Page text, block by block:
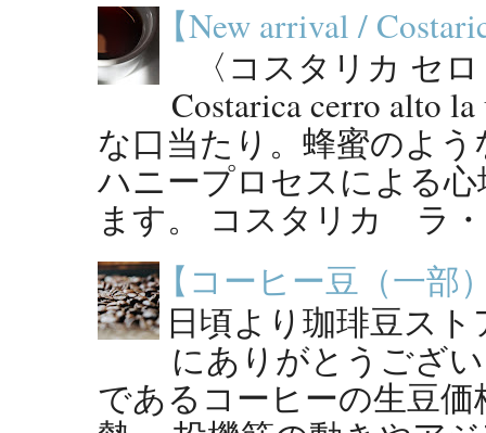
【New arrival /
〈コスタリカ セロ
Costarica cerro alto
な口当たり。蜂蜜のよ
ハニープロセスによる
ます。 コスタリカ ラ
【コーヒー豆（一部
日頃より珈琲豆スト
にありがとうござ
であるコーヒーの生豆